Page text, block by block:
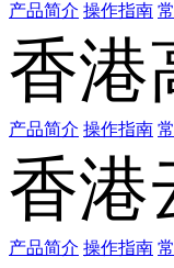
产品简介 操作指南
香港
产品简介 操作指南
香港
产品简介 操作指南